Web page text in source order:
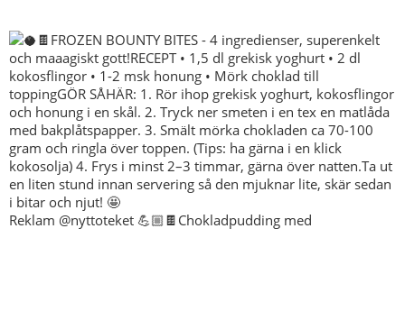
Reklam @nyttoteket 💪🏼🍫Chokladpudding med